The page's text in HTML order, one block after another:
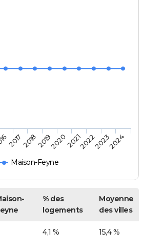
Maison-Feyne
20172018201920202021202220232024
% des
logements
Moyenne
des villes
4,1 % 15,4 %